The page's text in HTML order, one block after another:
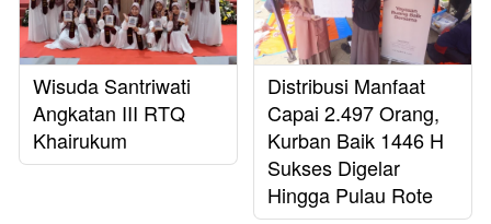
Wisuda Santriwati
Angkatan III RTQ
Khairukum
Distribusi Manfaat
Capai 2.497 Orang,
Kurban Baik 1446 H
Sukses Digelar
Hingga Pulau Rote